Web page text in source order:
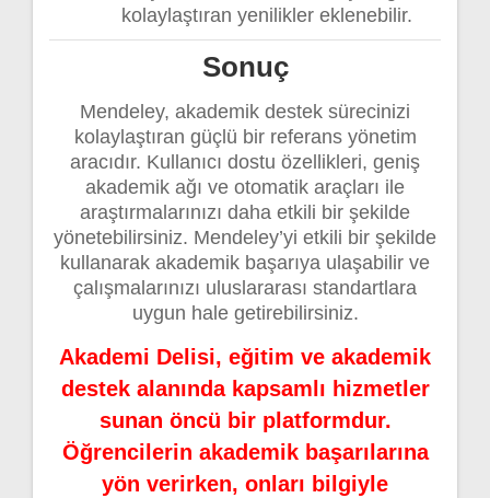
kolaylaştıran yenilikler eklenebilir.
Sonuç
Mendeley, akademik destek sürecinizi
kolaylaştıran güçlü bir referans yönetim
aracıdır. Kullanıcı dostu özellikleri, geniş
akademik ağı ve otomatik araçları ile
araştırmalarınızı daha etkili bir şekilde
yönetebilirsiniz. Mendeley’yi etkili bir şekilde
kullanarak akademik başarıya ulaşabilir ve
çalışmalarınızı uluslararası standartlara
uygun hale getirebilirsiniz.
Akademi Delisi, eğitim ve akademik
destek alanında kapsamlı hizmetler
sunan öncü bir platformdur.
Öğrencilerin akademik başarılarına
yön verirken, onları bilgiyle